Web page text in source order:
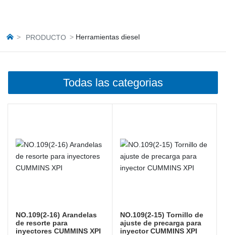
PRODUCTO Herramientas diesel
Todas las categorias
NO.109(2-16) Arandelas
de resorte para
inyectores CUMMINS XPI
NO.109(2-15) Tornillo de
ajuste de precarga para
inyector CUMMINS XPI